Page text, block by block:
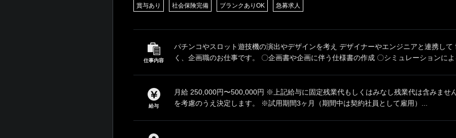
賞与あり 社会保険完備 ブランクありOK 急募求人
仕事内容
パチンコやスロット遊技機の演出やデザインを考え デザイナーやエンジニアと連携し
く、企画職のお仕事です。 〇企画書や企画に伴う仕様書の作成 〇シミュレーションによ
給与
月給 250,000円〜500,000円 ※上記給与に固定残業代もしくはみなし残業代は含みませ
を考慮のうえ決定します。 ※試用期間3ヶ月（期間中は契約社員として雇用）...